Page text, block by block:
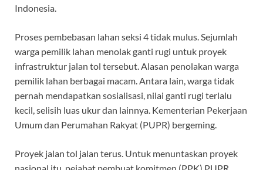
Indonesia.
Proses pembebasan lahan seksi 4 tidak mulus. Sejumlah
warga pemilik lahan menolak ganti rugi untuk proyek
infrastruktur jalan tol tersebut. Alasan penolakan warga
pemilik lahan berbagai macam. Antara lain, warga tidak
pernah mendapatkan sosialisasi, nilai ganti rugi terlalu
kecil, selisih luas ukur dan lainnya. Kementerian Pekerjaan
Umum dan Perumahan Rakyat (PUPR) bergeming.
Proyek jalan tol jalan terus. Untuk menuntaskan proyek